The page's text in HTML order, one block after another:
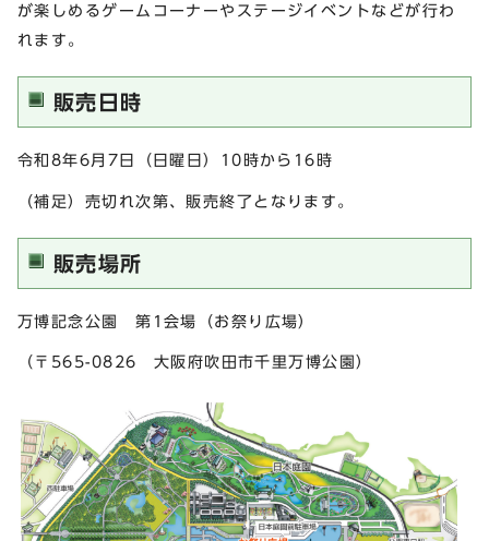
が楽しめるゲームコーナーやステージイベントなどが行わ
れます。
販売日時
令和8年6月7日（日曜日）10時から16時
（補足）売切れ次第、販売終了となります。
販売場所
万博記念公園 第1会場（お祭り広場）
（〒565-0826 大阪府吹田市千里万博公園）